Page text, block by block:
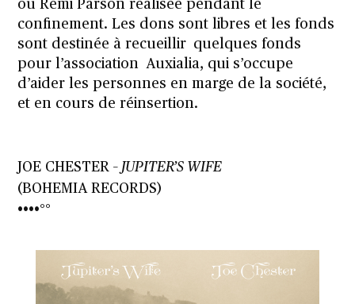
ou Rémi Parson réalisée pendant le
confinement. Les dons sont libres et les fonds
sont destinée à recueillir quelques fonds
pour l’association Auxialia, qui s’occupe
d’aider les personnes en marge de la société,
et en cours de réinsertion.
JOE CHESTER – JUPITER’S WIFE
(BOHEMIA RECORDS)
••••°°